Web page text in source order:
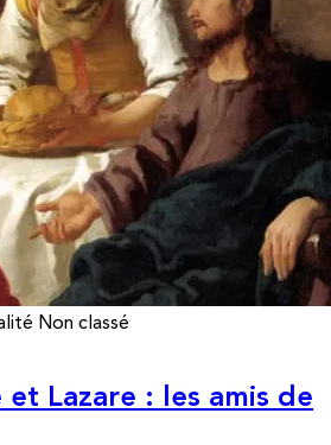
Non classé
Lazare : les amis de